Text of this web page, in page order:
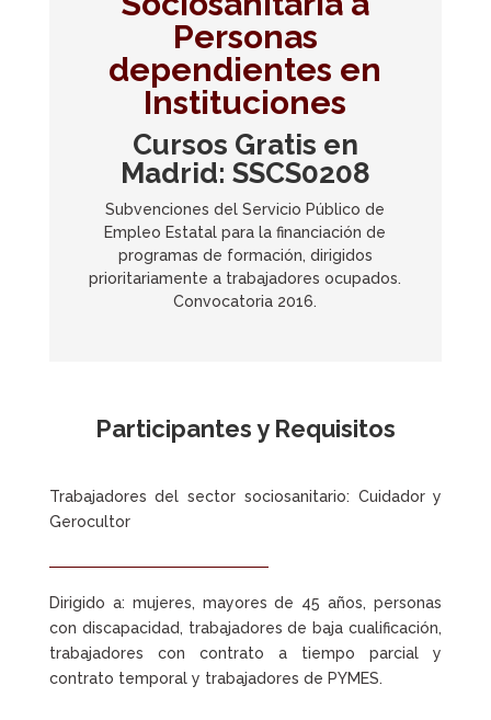
Personas
dependientes en
Instituciones
Cursos Gratis en
Madrid: SSCS0208
Subvenciones del Servicio Público de
Empleo Estatal para la financiación de
programas de formación, dirigidos
prioritariamente a trabajadores ocupados.
Convocatoria 2016.
Participantes y Requisitos
Trabajadores del sector sociosanitario: Cuidador y
Gerocultor
Dirigido a: mujeres, mayores de 45 años, personas
con discapacidad, trabajadores de baja cualificación,
trabajadores con contrato a tiempo parcial y
contrato temporal y trabajadores de PYMES.